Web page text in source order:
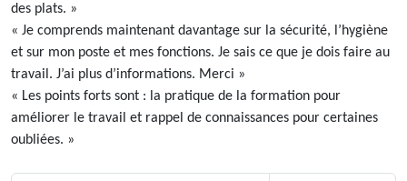
des plats. »
« Je comprends maintenant davantage sur la sécurité, l’hygiène
et sur mon poste et mes fonctions. Je sais ce que je dois faire au
travail. J’ai plus d’informations. Merci »
« Les points forts sont : la pratique de la formation pour
améliorer le travail et rappel de connaissances pour certaines
oubliées. »